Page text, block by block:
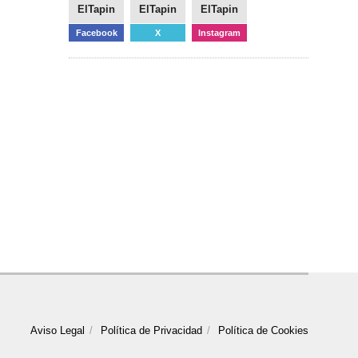
ElTapin
Facebook
ElTapin
X
ElTapin
Instagram
Aviso Legal Política de Privacidad Política de Cookies